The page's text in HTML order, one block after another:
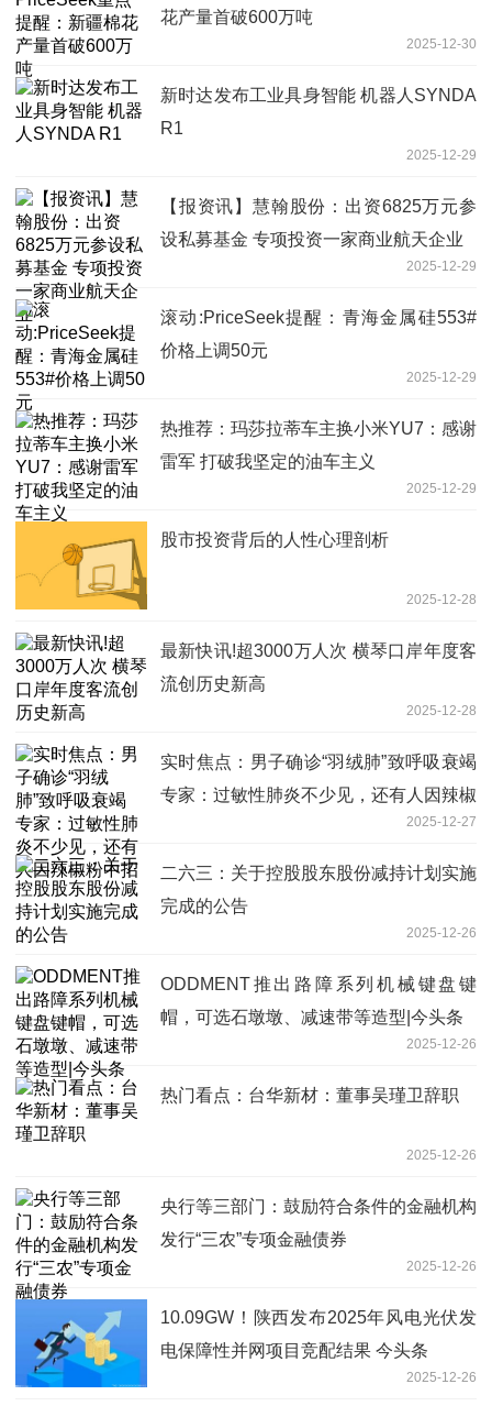
花产量首破600万吨
2025-12-30
新时达发布工业具身智能 机器人SYNDA
R1
2025-12-29
【报资讯】慧翰股份：出资6825万元参
设私募基金 专项投资一家商业航天企业
2025-12-29
滚动:PriceSeek提醒：青海金属硅553#
价格上调50元
2025-12-29
热推荐：玛莎拉蒂车主换小米YU7：感谢
雷军 打破我坚定的油车主义
2025-12-29
股市投资背后的人性心理剖析
2025-12-28
最新快讯!超3000万人次 横琴口岸年度客
流创历史新高
2025-12-28
实时焦点：男子确诊“羽绒肺”致呼吸衰竭
专家：过敏性肺炎不少见，还有人因辣椒
2025-12-27
二六三：关于控股股东股份减持计划实施
完成的公告
2025-12-26
ODDMENT推出路障系列机械键盘键
帽，可选石墩墩、减速带等造型|今头条
2025-12-26
热门看点：台华新材：董事吴瑾卫辞职
2025-12-26
央行等三部门：鼓励符合条件的金融机构
发行“三农”专项金融债券
2025-12-26
10.09GW！陕西发布2025年风电光伏发
电保障性并网项目竞配结果 今头条
2025-12-26